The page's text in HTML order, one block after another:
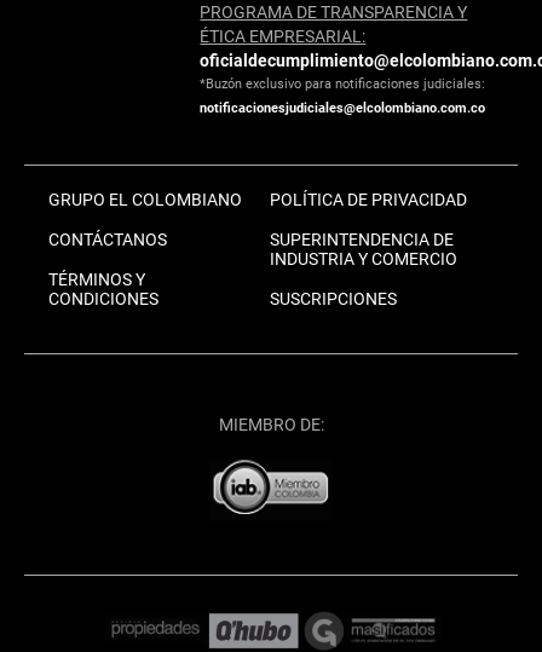
PROGRAMA DE TRANSPARENCIA Y
ÉTICA EMPRESARIAL:
*Buzón exclusivo para notificaciones judiciales:
notificacionesjudiciales@elcolombiano.com.co
GRUPO EL COLOMBIANO
CONTÁCTANOS
TÉRMINOS Y
CONDICIONES
POLÍTICA DE PRIVACIDAD
SUPERINTENDENCIA DE
INDUSTRIA Y COMERCIO
SUSCRIPCIONES
MIEMBRO DE: